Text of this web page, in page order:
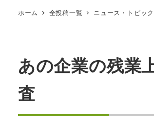
ホーム 全投稿一覧 ニュース・トピッ
あの企業の残
査